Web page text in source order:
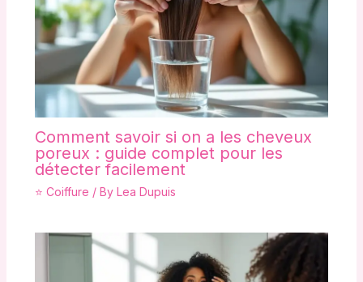
Comment savoir si on a les cheveux
poreux : guide complet pour les
détecter facilement
⭐ Coiffure / By Lea Dupuis